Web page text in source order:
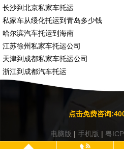
长沙到北京私家车托运
私家车从绥化托运到青岛多少钱
哈尔滨汽车托运到海南
江苏徐州私家车托运公司
天津到成都私家车托运公司
浙江到成都汽车托运
点击免费咨询
电脑版 | 手机版 | 粤